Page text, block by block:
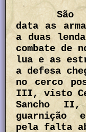
São
data as
a duas
combate de
lua e as
a defesa
no cerco
III, visto
Sancho
guarnição
pela falta